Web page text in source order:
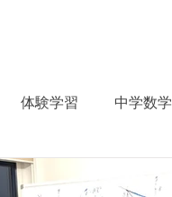
体験学習 中学数学
高校生